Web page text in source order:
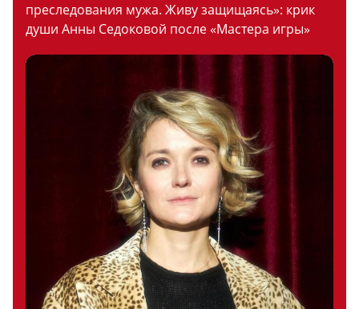
преследования мужа. Живу защищаясь»: крик
души Анны Седоковой после «Мастера игры»